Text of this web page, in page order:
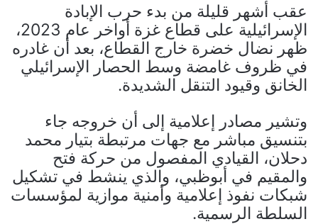
عقب أشهر قليلة من بدء حرب الإبادة
الإسرائيلية على قطاع غزة أواخر عام 2023،
ظهر نضال خضرة خارج القطاع، بعد أن غادره
في ظروف غامضة وسط الحصار الإسرائيلي
الخانق وقيود التنقل الشديدة.
وتشير مصادر إعلامية إلى أن خروجه جاء
بتنسيق مباشر مع جهات مرتبطة بتيار محمد
دحلان، القيادي المفصول من حركة فتح
والمقيم في أبوظبي، والذي ينشط في تشكيل
شبكات نفوذ إعلامية وأمنية موازية لمؤسسات
السلطة الرسمية.